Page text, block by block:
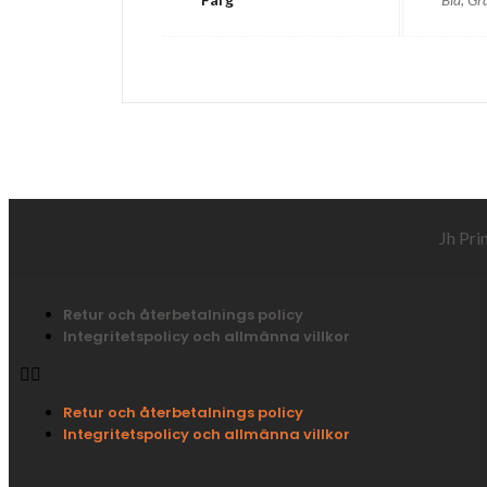
Jh
Retur och återbetalnings policy
Integritetspolicy och allmänna villkor
Retur och återbetalnings policy
Integritetspolicy och allmänna villkor